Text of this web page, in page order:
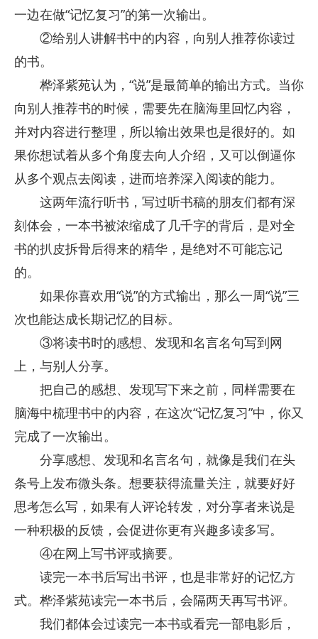
一边在做“记忆复习”的第一次输出。
②给别人讲解书中的内容，向别人推荐你读过
的书。
桦泽紫苑认为，“说”是最简单的输出方式。当你
向别人推荐书的时候，需要先在脑海里回忆内容，
并对内容进行整理，所以输出效果也是很好的。如
果你想试着从多个角度去向人介绍，又可以倒逼你
从多个观点去阅读，进而培养深入阅读的能力。
这两年流行听书，写过听书稿的朋友们都有深
刻体会，一本书被浓缩成了几千字的背后，是对全
书的扒皮拆骨后得来的精华，是绝对不可能忘记
的。
如果你喜欢用“说”的方式输出，那么一周“说”三
次也能达成长期记忆的目标。
③将读书时的感想、发现和名言名句写到网
上，与别人分享。
把自己的感想、发现写下来之前，同样需要在
脑海中梳理书中的内容，在这次“记忆复习”中，你又
完成了一次输出。
分享感想、发现和名言名句，就像是我们在头
条号上发布微头条。想要获得流量关注，就要好好
思考怎么写，如果有人评论转发，对分享者来说是
一种积极的反馈，会促进你更有兴趣多读多写。
④在网上写书评或摘要。
读完一本书后写出书评，也是非常好的记忆方
式。桦泽紫苑读完一本书后，会隔两天再写书评。
我们都体会过读完一本书或看完一部电影后，